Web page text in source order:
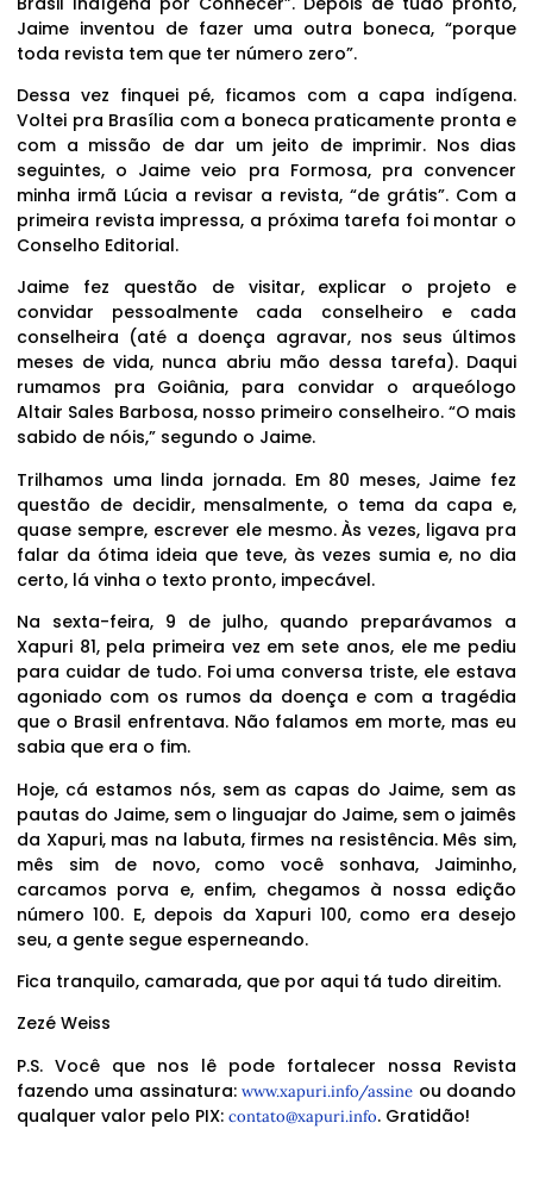
Jaime inventou de fazer uma outra boneca, “porque
toda revista tem que ter número zero”.
Dessa vez finquei pé, ficamos com a capa indígena.
Voltei pra Brasília com a boneca praticamente pronta e
com a missão de dar um jeito de imprimir. Nos dias
seguintes, o Jaime veio pra Formosa, pra convencer
minha irmã Lúcia a revisar a revista, “de grátis”. Com a
primeira revista impressa, a próxima tarefa foi montar o
Conselho Editorial.
Jaime fez questão de visitar, explicar o projeto e
convidar pessoalmente cada conselheiro e cada
conselheira (até a doença agravar, nos seus últimos
meses de vida, nunca abriu mão dessa tarefa). Daqui
rumamos pra Goiânia, para convidar o arqueólogo
Altair Sales Barbosa, nosso primeiro conselheiro. “O mais
sabido de nóis,” segundo o Jaime.
Trilhamos uma linda jornada. Em 80 meses, Jaime fez
questão de decidir, mensalmente, o tema da capa e,
quase sempre, escrever ele mesmo. Às vezes, ligava pra
falar da ótima ideia que teve, às vezes sumia e, no dia
certo, lá vinha o texto pronto, impecável.
Na sexta-feira, 9 de julho, quando preparávamos a
Xapuri 81, pela primeira vez em sete anos, ele me pediu
para cuidar de tudo. Foi uma conversa triste, ele estava
agoniado com os rumos da doença e com a tragédia
que o Brasil enfrentava. Não falamos em morte, mas eu
sabia que era o fim.
Hoje, cá estamos nós, sem as capas do Jaime, sem as
pautas do Jaime, sem o linguajar do Jaime, sem o jaimês
da Xapuri, mas na labuta, firmes na resistência. Mês sim,
mês sim de novo, como você sonhava, Jaiminho,
carcamos porva e, enfim, chegamos à nossa edição
número 100. E, depois da Xapuri 100, como era desejo
seu, a gente segue esperneando.
Fica tranquilo, camarada, que por aqui tá tudo direitim.
Zezé Weiss
P.S. Você que nos lê pode fortalecer nossa Revista
fazendo uma assinatura:www.xapuri.info/assine ou doando
qualquer valor pelo PIX: contato@xapuri.info. Gratidão!